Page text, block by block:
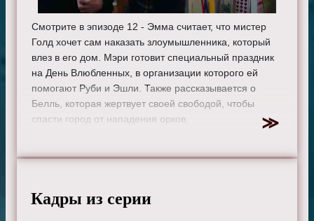
Смотрите в эпизоде 12 - Эмма считает, что мистер
Голд хочет сам наказать злоумышленника, который
влез в его дом. Мэри готовит специальный праздник
на День Влюбленных, в организации которого ей
помогают Руби и Эшли. Также рассказывается о
Белль, которая жертвует своей свободой, чтобы
спасти город от нападения орков.
Актеры:Джиннифер Гудвин, Дженнифер Моррисон,
Карлайл, Рафаэль Сбардж, Джейми Дорнан, Эйон
Бэйли, Меган Ори, Эмили де Рэвин, Колин О'Донохью,
Кадры из серии